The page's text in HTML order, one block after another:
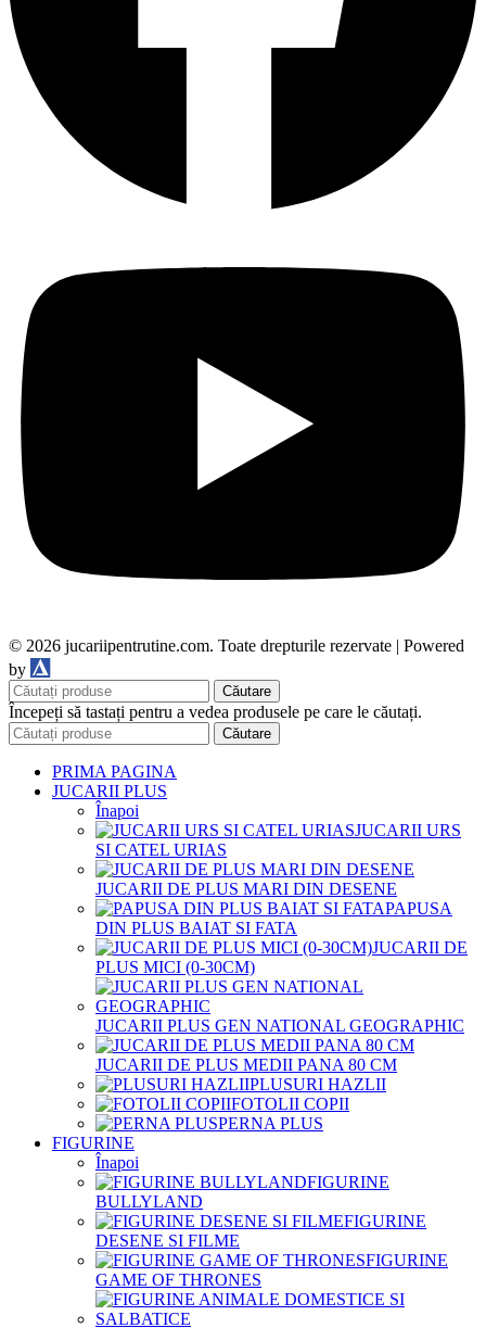
© 2026 jucariipentrutine.com. Toate drepturile rezervate | Powered
by
Căutare
Începeți să tastați pentru a vedea produsele pe care le căutați.
Căutare
PRIMA PAGINA
JUCARII PLUS
Înapoi
JUCARII URS
SI CATEL URIAS
JUCARII DE PLUS MARI DIN DESENE
PAPUSA
DIN PLUS BAIAT SI FATA
JUCARII DE
PLUS MICI (0-30CM)
JUCARII PLUS GEN NATIONAL GEOGRAPHIC
JUCARII DE PLUS MEDII PANA 80 CM
PLUSURI HAZLII
FOTOLII COPII
PERNA PLUS
FIGURINE
Înapoi
FIGURINE
BULLYLAND
FIGURINE
DESENE SI FILME
FIGURINE
GAME OF THRONES